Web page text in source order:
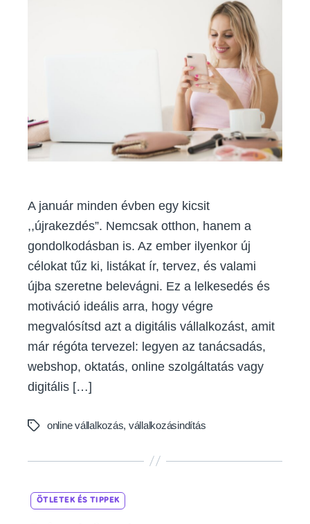
lehet
a
időszak!
A január minden évben egy kicsit
,,újrakezdés”. Nemcsak otthon, hanem a
gondolkodásban is. Az ember ilyenkor új
célokat tűz ki, listákat ír, tervez, és valami
újba szeretne belevágni. Ez a lelkesedés és
motiváció ideális arra, hogy végre
megvalósítsd azt a digitális vállalkozást, amit
már régóta tervezel: legyen az tanácsadás,
webshop, oktatás, online szolgáltatás vagy
digitális […]
Tagsonline vállalkozás, vállalkozásindítás
ÖTLETEK ÉS TIPPEK